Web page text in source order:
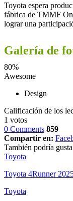
Toyota espera
fábrica de TMMF
lograr una
Galería de
80%
Awesome
Design
Calificación de los
1 votos
0 Comments 859
Compartir en:
También podría
Toyota
Toyota 4Runner
Toyota